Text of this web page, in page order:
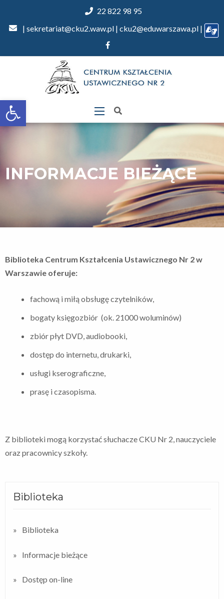
Otwórz
pasek
22 822 98 95
| sekretariat@cku2.waw.pl | cku2@eduwarszawa.pl |
INFORMACJE BIEŻĄCE
Biblioteka Centrum Kształcenia Ustawicznego Nr 2 w
Warszawie oferuje:
fachową i miłą obsługę czytelników,
bogaty księgozbiór (ok. 21000 woluminów)
zbiór płyt DVD, audiobooki,
dostęp do internetu, drukarki,
usługi kserograficzne,
prasę i czasopisma.
Z biblioteki mogą korzystać słuchacze CKU Nr 2, nauczyciele
oraz pracownicy szkoły.
Biblioteka
Biblioteka
Informacje bieżące
Dostęp on-line